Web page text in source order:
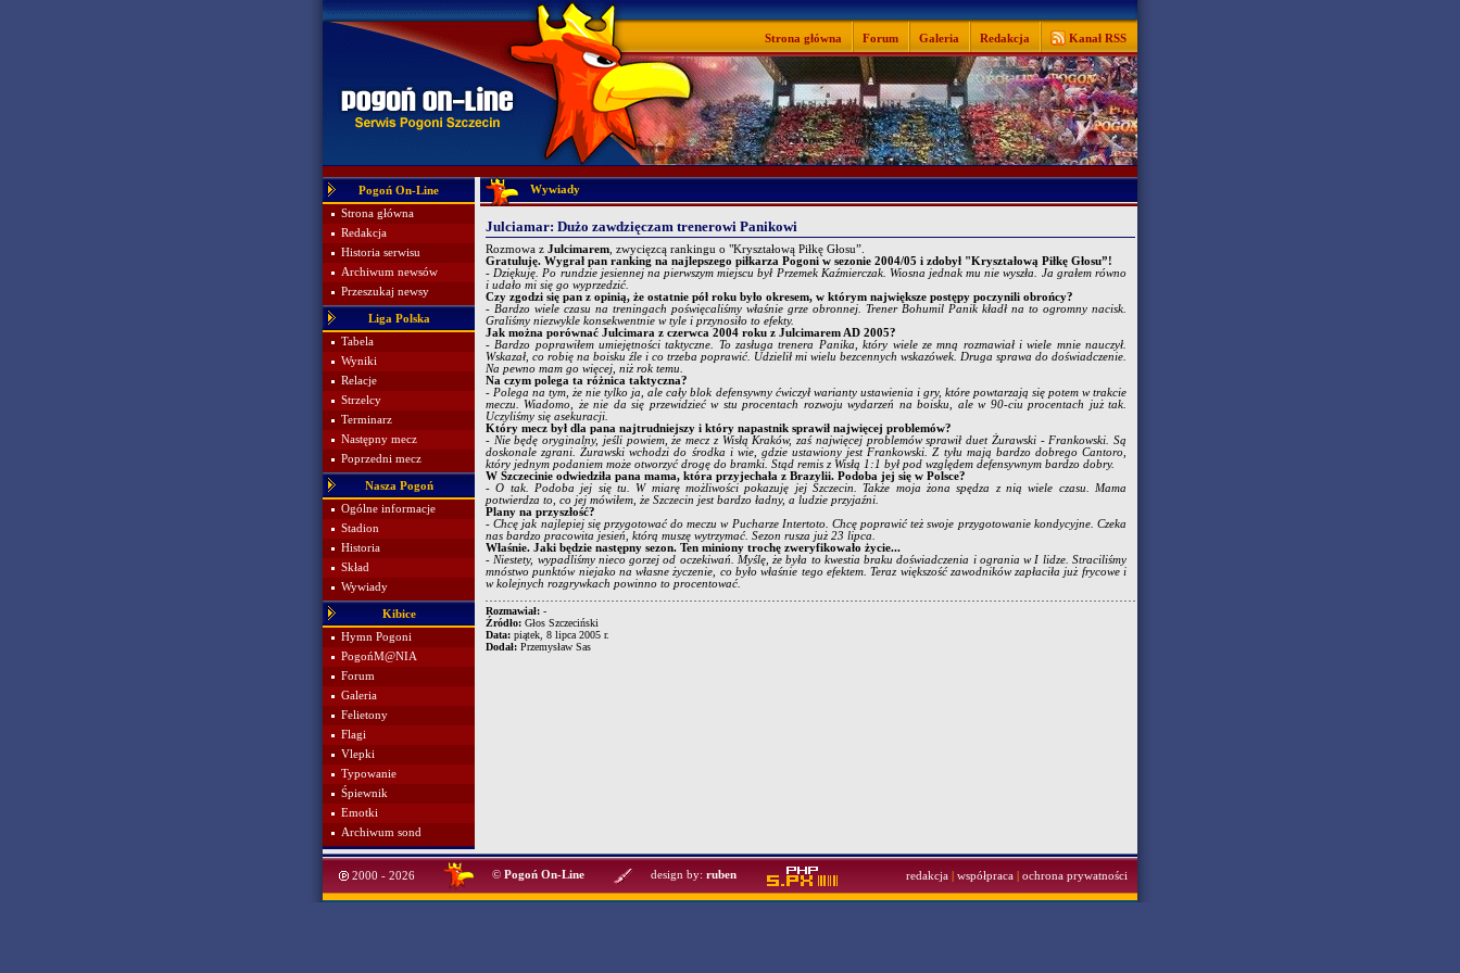
Strona główna Forum Galeria Redakcja Kanał RSS
Pogoń On-Line
Strona główna
Redakcja
Historia serwisu
Archiwum newsów
Przeszukaj newsy
Liga Polska
Tabela
Wyniki
Relacje
Strzelcy
Terminarz
Następny mecz
Poprzedni mecz
Nasza Pogoń
Ogólne informacje
Stadion
Historia
Skład
Wywiady
Kibice
Hymn Pogoni
PogońM@NIA
Forum
Galeria
Felietony
Flagi
Vlepki
Typowanie
Śpiewnik
Emotki
Archiwum sond
Wywiady
Julciamar: Dużo zawdzięczam trenerowi Panikowi
Rozmowa z Julcimarem , zwycięzcą rankingu o "Kryształową Piłkę Głosu”.
Gratuluję. Wygrał pan ranking na najlepszego piłkarza Pogoni w sezonie 2004/05 i zdobył "Kryształową Piłkę Głosu”!
- Dziękuję. Po rundzie jesiennej na pierwszym miejscu był Przemek Kaźmierczak. Wiosna jednak mu nie wyszła. Ja grałem równo
i udało mi się go wyprzedzić.
Czy zgodzi się pan z opinią, że ostatnie pół roku było okresem, w którym największe postępy poczynili obrońcy?
- Bardzo wiele czasu na treningach poświęcaliśmy właśnie grze obronnej. Trener Bohumil Panik kładł na to ogromny nacisk.
Graliśmy niezwykle konsekwentnie w tyle i przynosiło to efekty.
Jak można porównać Julcimara z czerwca 2004 roku z Julcimarem AD 2005?
- Bardzo poprawiłem umiejętności taktyczne. To zasługa trenera Panika, który wiele ze mną rozmawiał i wiele mnie nauczył.
Wskazał, co robię na boisku źle i co trzeba poprawić. Udzielił mi wielu bezcennych wskazówek. Druga sprawa do doświadczenie.
Na pewno mam go więcej, niż rok temu.
Na czym polega ta różnica taktyczna?
- Polega na tym, że nie tylko ja, ale cały blok defensywny ćwiczył warianty ustawienia i gry, które powtarzają się potem w trakcie
meczu. Wiadomo, że nie da się przewidzieć w stu procentach rozwoju wydarzeń na boisku, ale w 90-ciu procentach już tak.
Uczyliśmy się asekuracji.
Który mecz był dla pana najtrudniejszy i który napastnik sprawił najwięcej problemów?
- Nie będę oryginalny, jeśli powiem, że mecz z Wisłą Kraków, zaś najwięcej problemów sprawił duet Żurawski - Frankowski. Są
doskonale zgrani. Żurawski wchodzi do środka i wie, gdzie ustawiony jest Frankowski. Z tyłu mają bardzo dobrego Cantoro,
który jednym podaniem może otworzyć drogę do bramki. Stąd remis z Wisłą 1:1 był pod względem defensywnym bardzo dobry.
W Szczecinie odwiedziła pana mama, która przyjechała z Brazylii. Podoba jej się w Polsce?
- O tak. Podoba jej się tu. W miarę możliwości pokazuję jej Szczecin. Także moja żona spędza z nią wiele czasu. Mama
potwierdza to, co jej mówiłem, że Szczecin jest bardzo ładny, a ludzie przyjaźni.
Plany na przyszłość?
- Chcę jak najlepiej się przygotować do meczu w Pucharze Intertoto. Chcę poprawić też swoje przygotowanie kondycyjne. Czeka
nas bardzo pracowita jesień, którą muszę wytrzymać. Sezon rusza już 23 lipca.
Właśnie. Jaki będzie następny sezon. Ten miniony trochę zweryfikowało życie...
- Niestety, wypadliśmy nieco gorzej od oczekiwań. Myślę, że była to kwestia braku doświadczenia i ogrania w I lidze. Straciliśmy
mnóstwo punktów niejako na własne życzenie, co było właśnie tego efektem. Teraz większość zawodników zapłaciła już frycowe i
w kolejnych rozgrywkach powinno to procentować.
Rozmawiał: -
Źródło: Głos Szczeciński
Data: piątek, 8 lipca 2005 r.
Dodał: Przemysław Sas
2000 - 2026 © Pogoń On-Line design by: ruben redakcja współpraca ochrona prywatności